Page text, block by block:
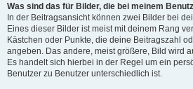
Was sind das für Bilder, die bei meinem
In der Beitragsansicht können zwei Bilder bei
Eines dieser Bilder ist meist mit deinem Rang
Kästchen oder Punkte, die deine Beitragszahl
angeben. Das andere, meist größere, Bild wird
Es handelt sich hierbei in der Regel um ein
Benutzer zu Benutzer unterschiedlich ist.